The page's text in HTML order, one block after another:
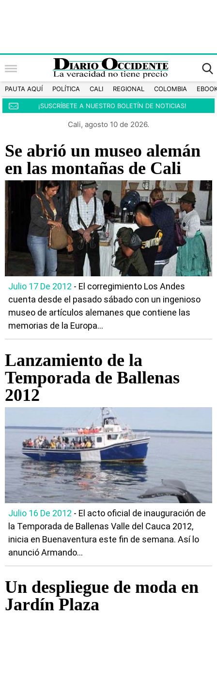
PAUTA AQUÍ POLÍTICA CALI REGIONAL COLOMBIA
¡SUSCRÍBETE A NUESTRO BOLETÍN DE NOTICIAS!
Cali, agosto 10 de 2026.
Se abrió un museo alemán
en las montañas de Cali
Julio 17 De 2012 - El corregimiento Los Andes
cuenta desde el pasado sábado con un ingenioso
museo de artículos alemanes que contiene las
memorias de la Europa...
Lanzamiento de la
Temporada de Ballenas
2012
Julio 16 De 2012 - El acto oficial de inauguración de
la Temporada de Ballenas Valle del Cauca 2012,
inicia en Buenaventura este fin de semana. Así lo
anunció Armando...
Un despliegue de moda en
Jardín Plaza